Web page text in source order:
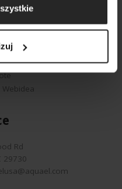
Aquael
Rd
29730